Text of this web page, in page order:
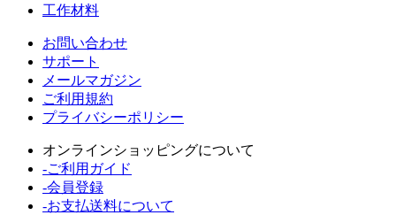
工作材料
お問い合わせ
サポート
メールマガジン
ご利用規約
プライバシーポリシー
オンラインショッピングについて
-ご利用ガイド
-会員登録
-お支払送料について